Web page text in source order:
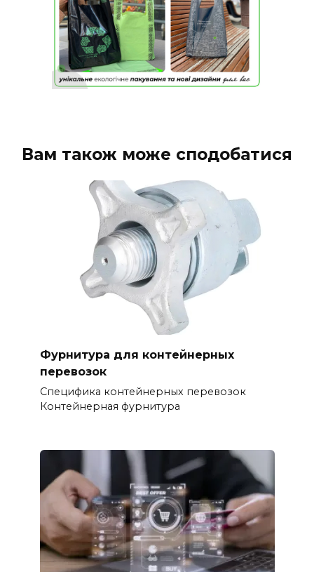
Вам також може сподобатися
Фурнитура для контейнерных
перевозок
Специфика контейнерных перевозок
Контейнерная фурнитура